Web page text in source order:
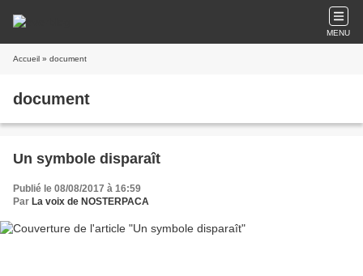
MENU
Accueil » document
document
Un symbole disparaît
Publié le 08/08/2017 à 16:59
Par La voix de NOSTERPACA